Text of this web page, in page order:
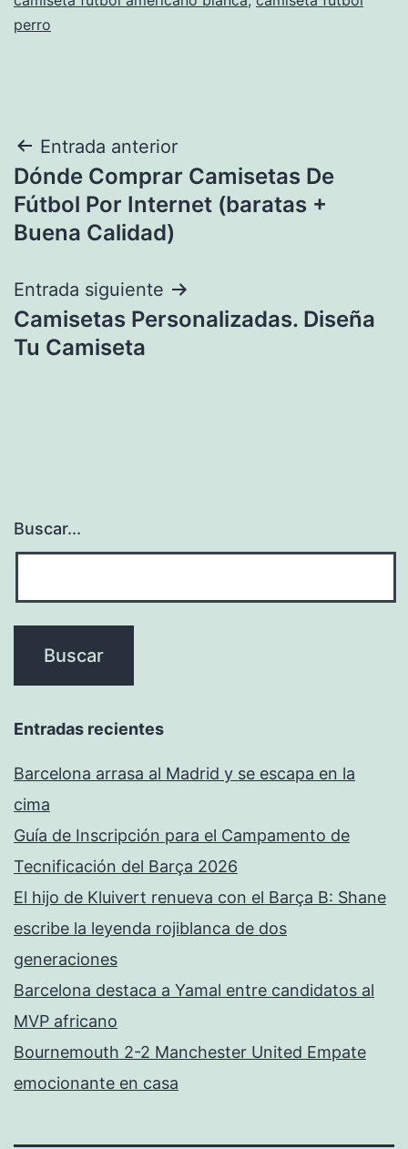
perro
Navegación
de
entradas
Entrada anterior
Dónde Comprar Camisetas De
Fútbol Por Internet (baratas +
Buena Calidad)
Entrada siguiente
Camisetas Personalizadas. Diseña
Tu Camiseta
Buscar...
Entradas recientes
Barcelona arrasa al Madrid y se escapa en la
cima
Guía de Inscripción para el Campamento de
Tecnificación del Barça 2026
El hijo de Kluivert renueva con el Barça B: Shane
escribe la leyenda rojiblanca de dos
generaciones
Barcelona destaca a Yamal entre candidatos al
MVP africano
Bournemouth 2-2 Manchester United Empate
emocionante en casa